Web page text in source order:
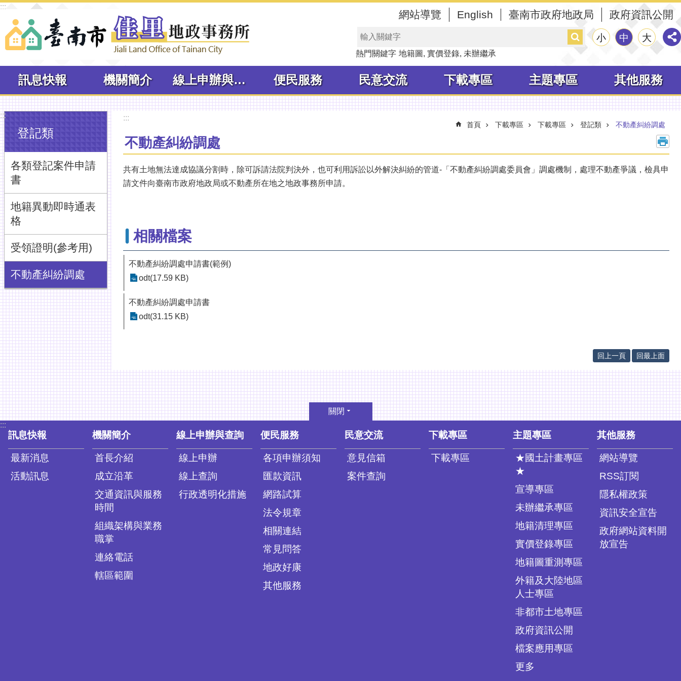
跳到主要內容區塊
:::
網站導覽 English 臺南市政府地政局 政府資訊公開
搜
尋 小 中 大
熱門關鍵字 地籍圖 實價登錄 未辦繼承
訊息快報 機關簡介 線上申辦與查詢 便民服務 民意交流 下載專區 主題專區 其他服務
:::
登記類
各類登記案件申請
書
地籍異動即時通表
格
受領證明(參考用)
不動產糾紛調處
:::
首頁 下載專區 下載專區 登記類 不動產糾紛調處
不動產糾紛調處
共有土地無法達成協議分割時，除可訴請法院判決外，也可利用訴訟以外解決糾紛的管道-「不動產糾紛調處委員會」調處機制，處理不動產爭議，檢具申
請文件向臺南市政府地政局或不動產所在地之地政事務所申請。
相關檔案
不動產糾紛調處申請書(範例)
odt(17.59 KB)
不動產糾紛調處申請書
odt(31.15 KB)
回上一頁 回最上面
關閉
:::
訊息快報
最新消息
活動訊息
機關簡介
首長介紹
成立沿革
交通資訊與服務
時間
組織架構與業務
職掌
連絡電話
轄區範圍
線上申辦與查詢
線上申辦
線上查詢
行政透明化措施
便民服務
各項申辦須知
匯款資訊
網路試算
法令規章
相關連結
常見問答
地政好康
其他服務
民意交流
意見信箱
案件查詢
下載專區
下載專區
主題專區
★國土計畫專區
★
宣導專區
未辦繼承專區
地籍清理專區
實價登錄專區
地籍圖重測專區
外籍及大陸地區
人士專區
非都市土地專區
政府資訊公開
檔案應用專區
更多
其他服務
網站導覽
RSS訂閱
隱私權政策
資訊安全宣告
政府網站資料開
放宣告